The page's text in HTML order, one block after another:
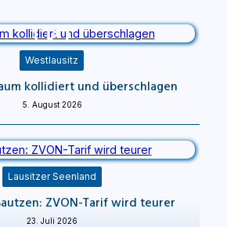
Westlausitz
kollidiert und überschlagen
5. August 2026
Lausitzer Seenland
ZVON-Tarif wird teurer
23. Juli 2026